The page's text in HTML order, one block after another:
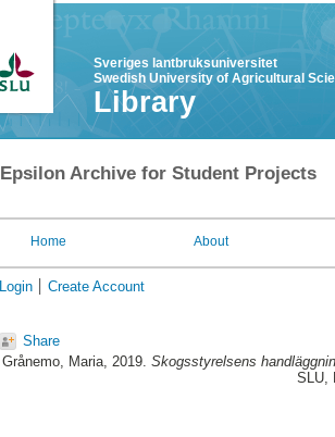
Sveriges lantbruksuniversitet
Swedish University of Agricultural
Library
Epsilon Archive for Student Projects
Home About
Login Create Account
Share
Grånemo, Maria, 2019. Skogsstyrelsens
SLU,